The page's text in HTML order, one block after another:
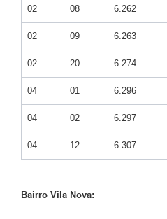
02 08 6.262
02 09 6.263
02 20 6.274
04 01 6.296
04 02 6.297
04 12 6.307
Bairro Vila Nova: